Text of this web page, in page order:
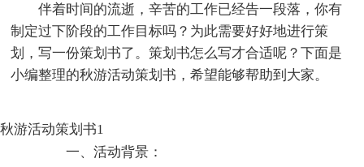
伴着时间的流逝，辛苦的工作已经告一段落，你有
制定过下阶段的工作目标吗？为此需要好好地进行策
划，写一份策划书了。策划书怎么写才合适呢？下面是
小编整理的秋游活动策划书，希望能够帮助到大家。
秋游活动策划书1
一、活动背景：